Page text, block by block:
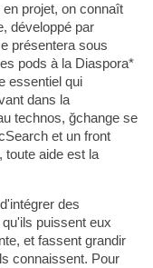
projet, on connaît
développé par
présentera sous
pods à la Diaspora*
essentiel qui
dans la
technos, ğchange se
et un front
toute aide est la
des
puissent eux
et fassent grandir
connaissent. Pour